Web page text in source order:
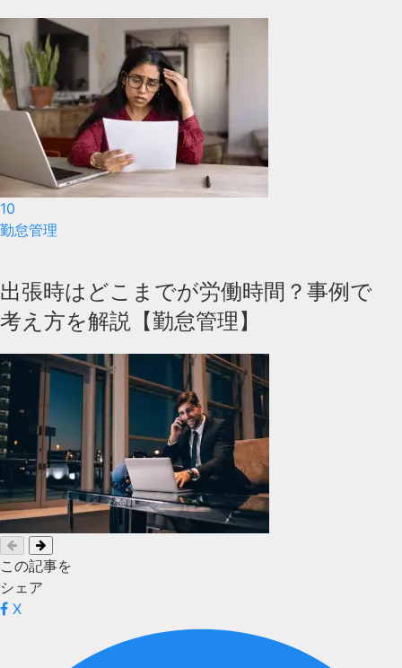
10
勤怠管理
出張時はどこまでが労働時間？事例で
考え方を解説【勤怠管理】
この記事を
シェア
X